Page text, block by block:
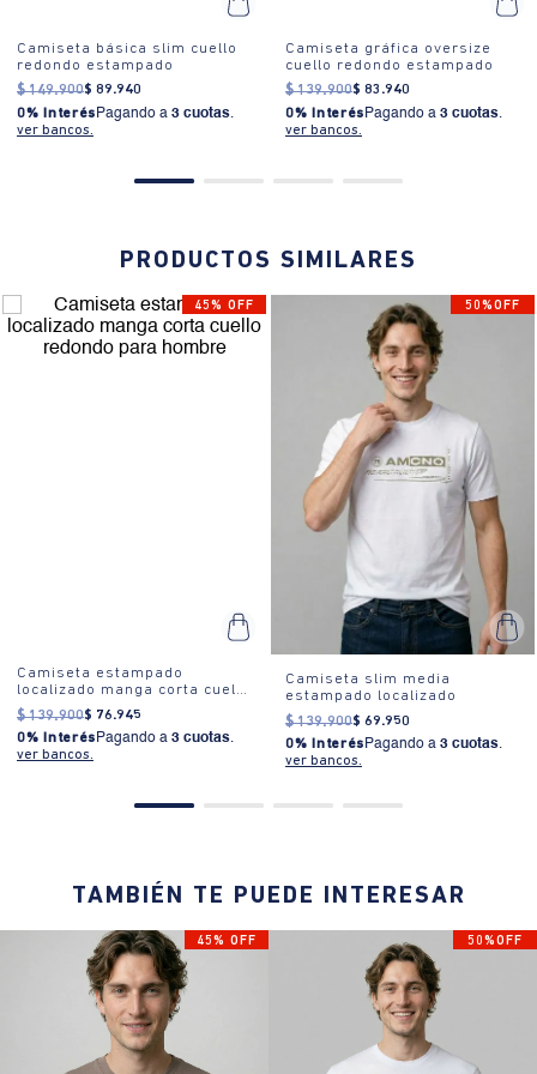
Camiseta básica slim cuello
redondo estampado
$ 149.900$ 89.940
0% Interés Pagando a 3 cuotas.
ver bancos.
Camiseta gráfica oversize
cuello redondo estampado
$ 139.900$ 83 .940
0% Interés Pagando a 3 cuotas.
ver bancos.
PRODUCTOS SIMILARES
45% OFF
Camiseta estampado
localizado manga corta cuello
redondo para hombre
$ 139.900$ 76.945
0% Interés Pagando a 3 cuotas.
ver bancos.
50%OFF
Camiseta slim media
estampado localizado
$ 139.900$ 69.950
0% Interés Pagando a 3 cuotas.
ver bancos.
TAMBIÉN TE PUEDE INTERESAR
45% OFF 50%OFF